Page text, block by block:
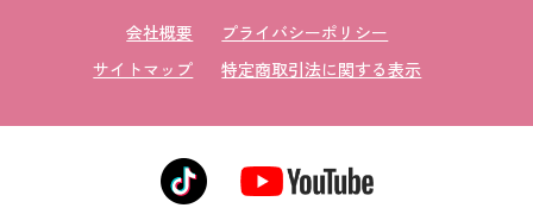
会社概要
プライバシーポリシー
サイトマップ
特定商取引法に関する表示